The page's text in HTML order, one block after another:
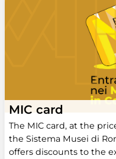
MIC card
The MIC card, at the
the Sistema Musei di
offers discounts to the